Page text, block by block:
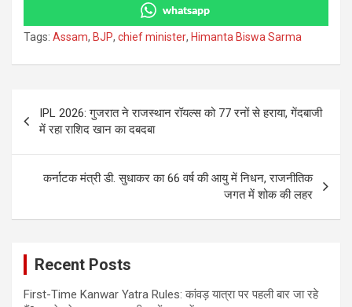
whatsapp
Tags: Assam, BJP, chief minister, Himanta Biswa Sarma
navigation
IPL 2026: गुजरात ने राजस्थान रॉयल्स को 77 रनों से हराया, गेंदबाजी
में रहा राशिद खान का दबदबा
कर्नाटक मंत्री डी. सुधाकर का 66 वर्ष की आयु में निधन, राजनीतिक
जगत में शोक की लहर
Recent Posts
First-Time Kanwar Yatra Rules: कांवड़ यात्रा पर पहली बार जा रहे